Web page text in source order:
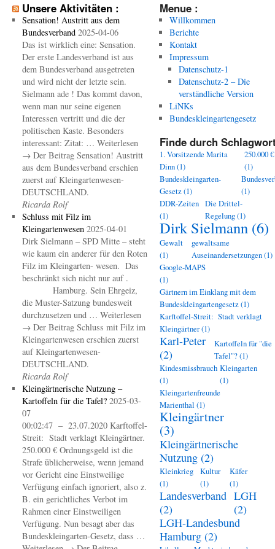
Unsere Aktivitäten :
Sensation! Austritt aus dem
Bundesverband 2025-04-06
Das ist wirklich eine: Sensation.
Der erste Landesverband ist aus
dem Bundesverband ausgetreten
und wird nicht der letzte sein.
Sielmann ade ! Das kommt davon,
wenn man nur seine eigenen
Interessen vertritt und die der
politischen Kaste. Besonders
interessant: Zitat: … Weiterlesen
→ Der Beitrag Sensation! Austritt
aus dem Bundesverband erschien
zuerst auf Kleingartenwesen-
DEUTSCHLAND.
Ricarda Rolf
Schluss mit Filz im
Kleingartenwesen 2025-04-01
Dirk Sielmann – SPD Mitte – steht
wie kaum ein anderer für den Roten
Filz im Kleingarten- wesen. Das
beschränkt sich nicht nur auf .
Hamburg. Sein Ehrgeiz,
die Muster-Satzung bundesweit
durchzusetzen und … Weiterlesen
→ Der Beitrag Schluss mit Filz im
Kleingartenwesen erschien zuerst
auf Kleingartenwesen-
DEUTSCHLAND.
Ricarda Rolf
Kleingärtnerische Nutzung –
Kartoffeln für die Tafel? 2025-03-
07
00:02:47 – 23.07.2020 Karftoffel-
Streit: Stadt verklagt Kleingärtner.
250.000 € Ordnungsgeld ist die
Strafe üblicherweise, wenn jemand
vor Gericht eine Einstweilige
Verfügung einfach ignoriert, also z.
B. ein gerichtliches Verbot im
Rahmen einer Einstweiligen
Verfügung. Nun besagt aber das
Bundeskleingarten-Gesetz, dass …
Menue :
Willkommen
Berichte
Kontakt
Impressum
Datenschutz-1
Datenschutz-2 – Die
verständliche Version
LiNKs
Bundeskleingartengesetz
Finde durch
1. Vorsitzende Marita
Dinn(1)
250.000 €
(1)
Bundeskleingarten-
Gesetz(1)
(1)
DDR-Zeiten
(1)
Die Drittel-
Regelung(1)
Dirk Sielmann (6)
Gewalt
(1)
gewaltsame
Auseinandersetzungen(1)
Google-MAPS
(1)
Gärtnern im Einklang mit dem
Bundeskleingartengesetz(1)
Karftoffel-Streit: Stadt verklagt
Kleingärtner(1)
Karl-Peter
(2)
Kartoffeln für "die
Tafel"?(1)
Kindesmissbrauch
(1)
Kleingarten
(1)
Kleingartenfreunde
Marienthal (1)
Kleingärtner
(3)
Kleingärtnerische
Nutzung (2)
Kleinkrieg
(1)
Kultur
(1)
Käfer
(1)
Landesverband
(2)
LGH
(2)
LGH-Landesbund
Hamburg (2)